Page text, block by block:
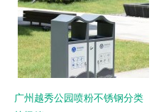
广州越秀公园喷粉不锈钢分类